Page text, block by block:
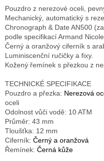
Pouzdro z nerezové oceli,
Mechanický, automatický s
Chronograph & Date AN500
podle specifikací Armand
Černý a oranžový ciferník s
Luminiscenční ručičky a fixy.
Kožený řemínek s přezkou z
TECHNICKÉ SPECIFIKACE
Pouzdro a přezka: Nerezová
oceli
Odolnost vůči vodě: 10 ATM
Průměr: 43 mm
Tloušťka: 12 mm
Ciferník: Černý a oranžová
Řemínek: Černá kůže